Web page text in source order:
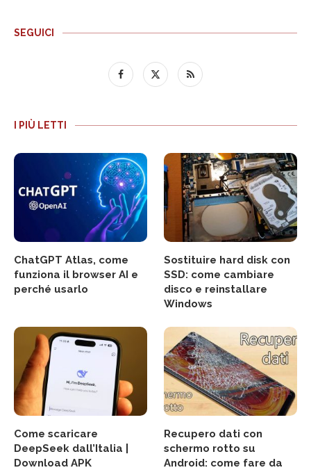
SEGUICI
I PIÙ LETTI
ChatGPT Atlas, come
funziona il browser AI e
perché usarlo
Sostituire hard disk con
SSD: come cambiare
disco e reinstallare
Windows
Come scaricare
DeepSeek dall’Italia |
Download APK
Recupero dati con
schermo rotto su
Android: come fare da